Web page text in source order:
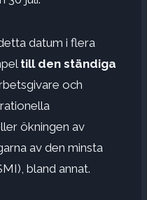
datum i flera
till den ständiga
och
ökningen av
av den minsta
bland annat.